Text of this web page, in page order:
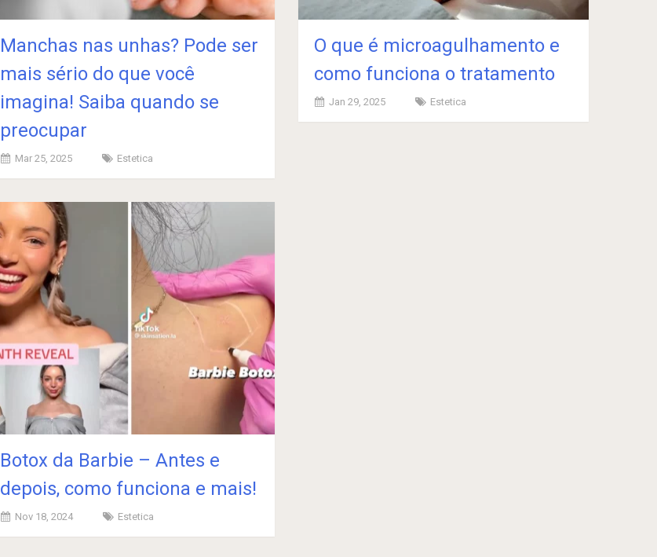
Manchas nas unhas? Pode ser
mais sério do que você
imagina! Saiba quando se
preocupar
Mar 25, 2025 Estetica
O que é microagulhamento e
como funciona o tratamento
Jan 29, 2025 Estetica
Botox da Barbie – Antes e
depois, como funciona e mais!
Nov 18, 2024 Estetica